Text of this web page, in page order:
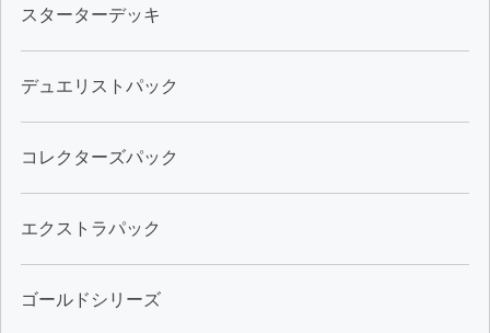
スターターデッキ
デュエリストパック
コレクターズパック
エクストラパック
ゴールドシリーズ